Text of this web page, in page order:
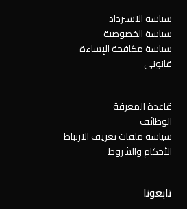
سياسة الاسترداد
سياسة الخصوصية
سياسة مكافحة الإساءة
قانوني
قاعدة المعرفة
الوظائف
سياسة ملفات تعريف الارتباط
الأحكام والشروط
تابعونا